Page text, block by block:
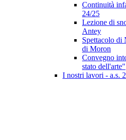
Continuità
24/25
Lezione di
Antey
Spettacolo di
di Moron
Convegno
stato dell'arte"
I nostri lavori - a.s.